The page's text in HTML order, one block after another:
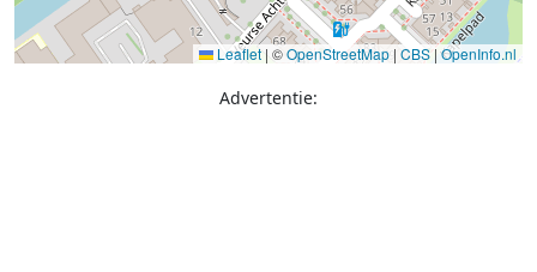
Leaflet | ©OpenStreetMap | CBS |OpenInfo.nl
Advertentie: